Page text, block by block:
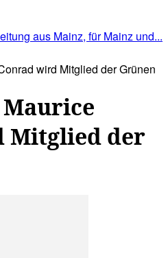
wird Mitglied der Grünen
Mitglied der